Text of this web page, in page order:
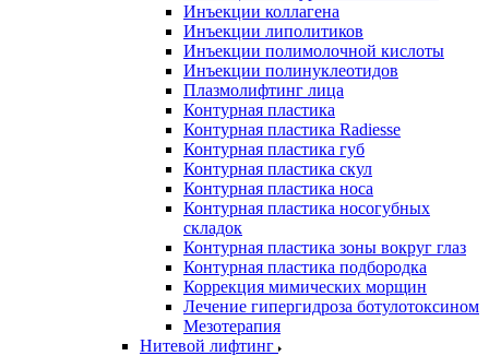
Инъекции коллагена
Инъекции липолитиков
Инъекции полимолочной кислоты
Инъекции полинуклеотидов
Плазмолифтинг лица
Контурная пластика
Контурная пластика Radiesse
Контурная пластика губ
Контурная пластика скул
Контурная пластика носа
Контурная пластика носогубных
складок
Контурная пластика зоны вокруг глаз
Контурная пластика подбородка
Коррекция мимических морщин
Лечение гипергидроза ботулотоксином
Мезотерапия
Нитевой лифтинг